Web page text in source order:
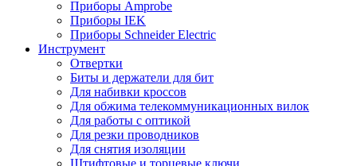
Приборы Amprobe
Приборы IEK
Приборы Schneider Electric
Инструмент
Отвертки
Биты и держатели для бит
Для набивки кроссов
Для обжима телекоммуникационных вилок
Для работы с оптикой
Для резки проводников
Для снятия изоляции
Штифтовые и торцевые ключи